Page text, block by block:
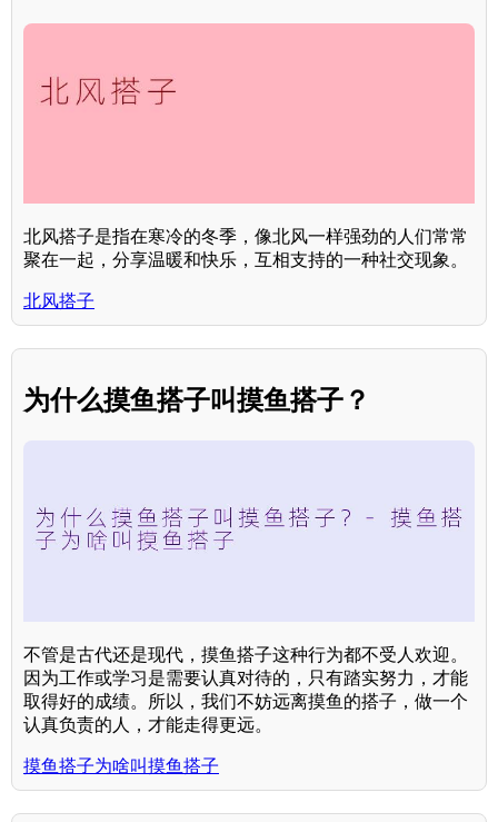
北风搭子是指在寒冷的冬季，像北风一样强劲的人们常常
聚在一起，分享温暖和快乐，互相支持的一种社交现象。
北风搭子
为什么摸鱼搭子叫摸鱼搭子？
不管是古代还是现代，摸鱼搭子这种行为都不受人欢迎。
因为工作或学习是需要认真对待的，只有踏实努力，才能
取得好的成绩。所以，我们不妨远离摸鱼的搭子，做一个
认真负责的人，才能走得更远。
摸鱼搭子为啥叫摸鱼搭子